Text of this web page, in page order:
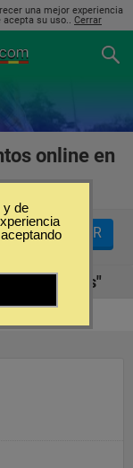
una mejor experiencia
acepta su uso.. Cerrar
online en
FILTRAR
y de